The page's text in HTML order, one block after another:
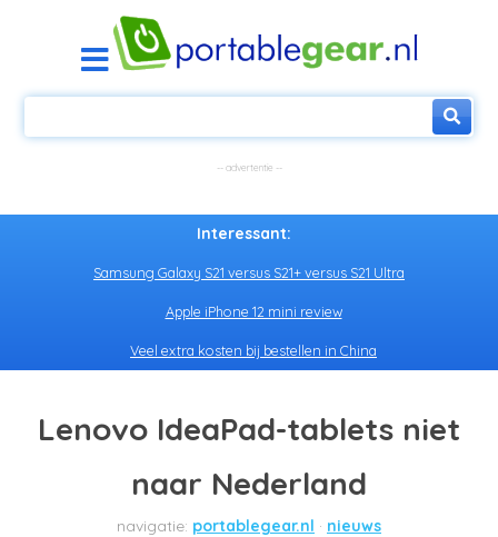
Interessant:
Samsung Galaxy S21 versus S21+ versus S21 Ultra
Apple iPhone 12 mini review
Veel extra kosten bij bestellen in China
Lenovo IdeaPad-tablets niet
naar Nederland
portablegear.nl nieuws